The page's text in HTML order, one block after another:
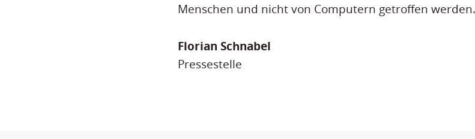
Menschen und nicht von Computern getroffen
Florian Schnabel
Pressestelle